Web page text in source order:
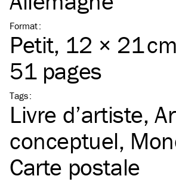
Format:
Petit, 12 × 21
51 pages
Tags:
Livre d’artiste
conceptuel
Carte postale